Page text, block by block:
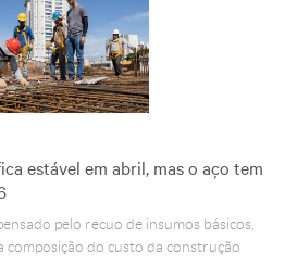
estável em abril, mas o aço tem
pelo recuo de insumos básicos,
composição do custo da construção